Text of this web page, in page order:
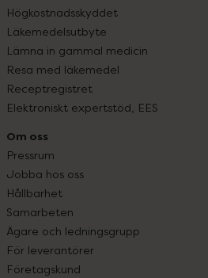
Högkostnadsskyddet
Läkemedelsutbyte
Lämna in gammal medicin
Resa med läkemedel
Receptregistret
Elektroniskt expertstöd, EES
Om oss
Pressrum
Jobba hos oss
Hållbarhet
Samarbeten
Ägare och ledningsgrupp
För leverantörer
Företagskund